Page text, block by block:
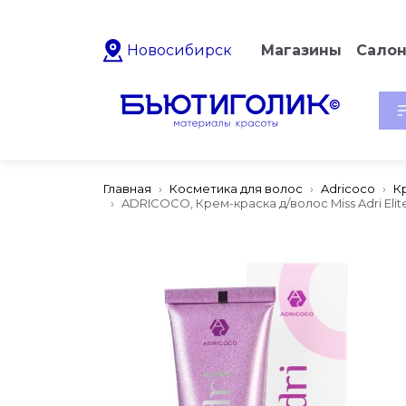
Новосибирск Магазины
Главная Косметика для волос Adricoco
ADRICOCO, Крем-краска д/волос Miss Adri